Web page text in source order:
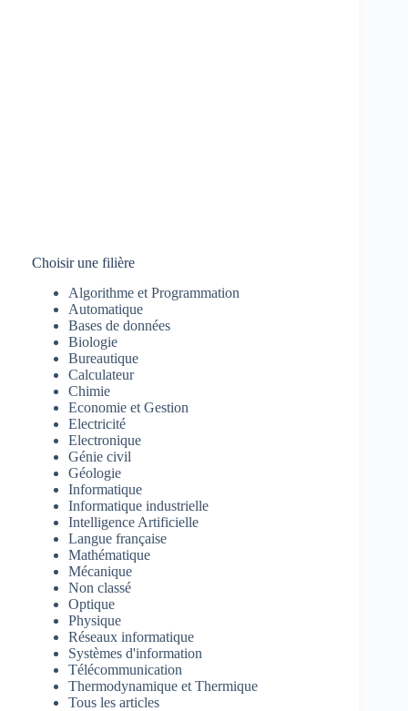
Choisir une filière
Algorithme et Programmation
Automatique
Bases de données
Biologie
Bureautique
Calculateur
Chimie
Economie et Gestion
Electricité
Electronique
Génie civil
Géologie
Informatique
Informatique industrielle
Intelligence Artificielle
Langue française
Mathématique
Mécanique
Non classé
Optique
Physique
Réseaux informatique
Systèmes d'information
Télécommunication
Thermodynamique et Thermique
Tous les articles